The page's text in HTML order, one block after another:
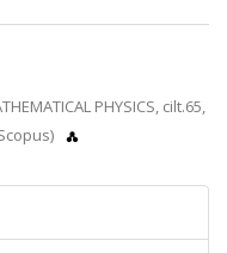
PHYSICS, cilt.65,